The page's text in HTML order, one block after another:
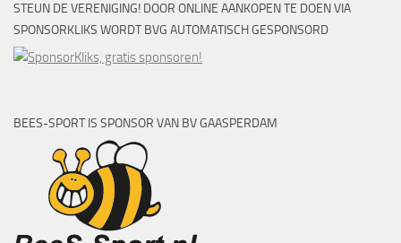
STEUN DE VERENIGING! DOOR ONLINE AANKOPEN TE DOEN VIA
SPONSORKLIKS WORDT BVG AUTOMATISCH GESPONSORD
BEES-SPORT IS SPONSOR VAN BV GAASPERDAM